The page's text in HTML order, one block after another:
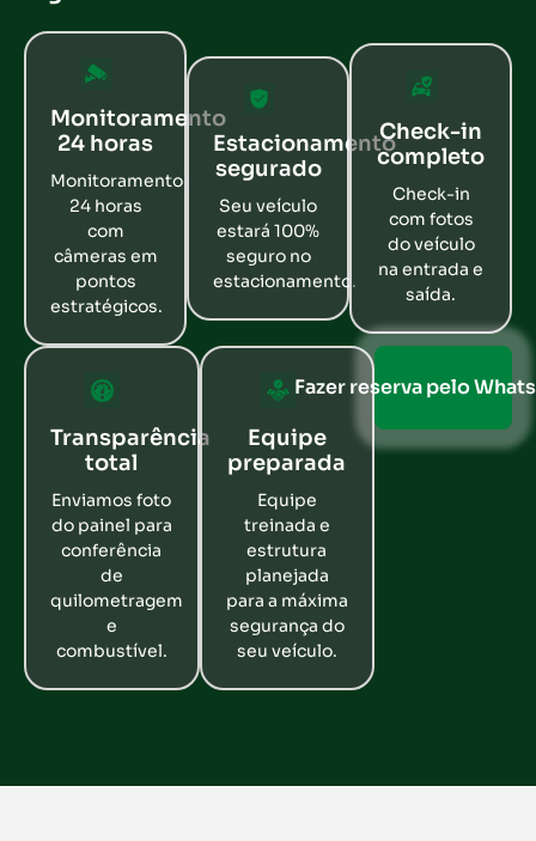
Monitoramento
24 horas
Monitoramento
24 horas
com
câmeras em
pontos
estratégicos.
Estacionamento
segurado
Seu veículo
estará 100%
seguro no
estacionamento.
Check-in
completo
Check-in
com fotos
do veículo
na entrada e
saída.
Transparência
total
Enviamos foto
do painel para
conferência
de
quilometragem
e
combustível.
Equipe
preparada
Equipe
treinada e
estrutura
planejada
para a máxima
segurança do
seu veículo.
Fazer reserva pelo